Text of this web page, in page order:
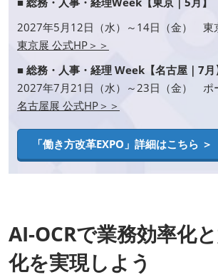
2027年5月12日（水）～14日（金） 東
東京展 公式HP＞＞
■ 総務・人事・経理 Week【名古屋｜7月】
2027年7月21日（水）～23日（金） ポ
名古屋展 公式HP＞＞
「働き方改革EXPO」詳細はこちら ＞
AI-OCRで業務効率化
化を実現しよう